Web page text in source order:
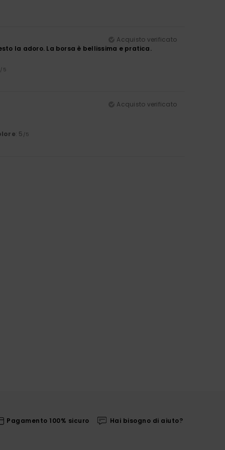
Acquisto verificato
la adoro. La borsa è bellissima e pratica.
/5
Acquisto verificato
: 5 /5
Pagamento 100% sicuro Hai bisogno di aiuto?